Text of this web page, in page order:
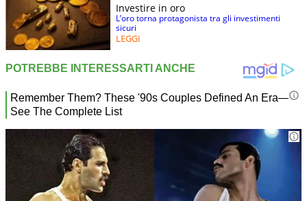
Investire in oro
L’oro torna protagonista tra gli investimenti
sicuri
LEGGI